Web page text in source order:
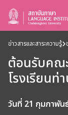
ข่าวสารและสาระความรู้
ต้อนรับคณ
โรงเรียนท่
วันที่ 21 กุมภาพัน